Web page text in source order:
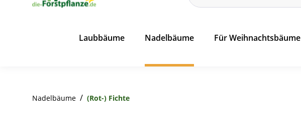
Laubbäume Nadelbäume Für Weihnachtsbäume
Nadelbäume / (Rot-) Fichte